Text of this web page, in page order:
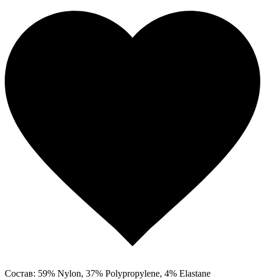
Состав: 59% Nylon, 37% Polypropylene, 4% Elastane